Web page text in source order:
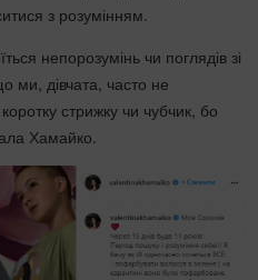
з розумінням.
непорозумінь чи поглядів зі
ми, дівчата, часто не
стрижку чи чубчик, бо
Хамайко.